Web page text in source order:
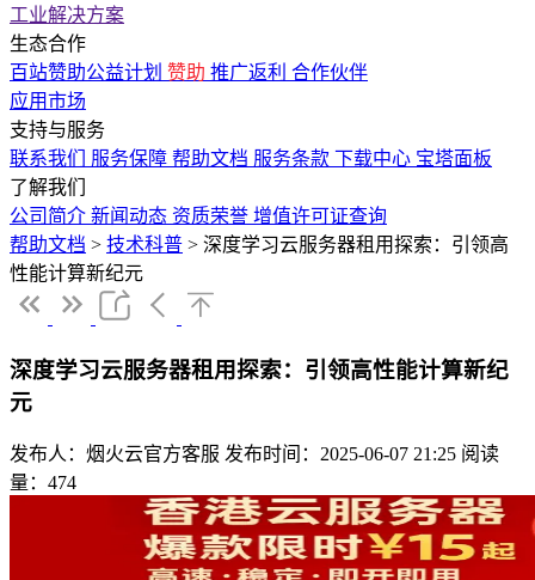
工业解决方案
生态合作
百站赞助公益计划 赞助 推广返利 合作伙伴
应用市场
支持与服务
联系我们
服务保障 帮助文档 服务条款 下载中心 宝塔面板
了解我们
公司简介 新闻动态 资质荣誉 增值许可证查询
帮助文档 > 技术科普 > 深度学习云服务器租用探索：引领高
性能计算新纪元
深度学习云服务器租用探索：引领高性能计算新纪
元
发布人：烟火云官方客服 发布时间：2025-06-07 21:25 阅读
量：474